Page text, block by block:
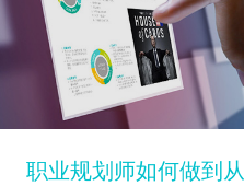
职业规划师如何做到